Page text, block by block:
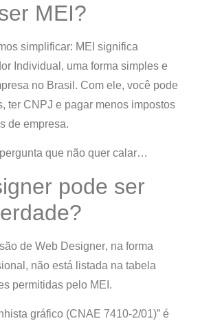
MEI?
simplificar: MEI significa
Individual , uma forma simples e
no Brasil . Com ele, você pode
ter CNPJ e pagar menos impostos
de empresa.
que não quer calar…
pode ser
de Web Designer, na forma
, não está listada na tabela
permitidas pelo MEI.
gráfico (CNAE 7410-2/01)” é